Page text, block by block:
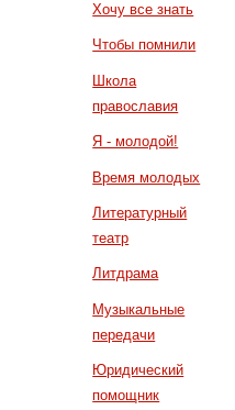
Хочу все знать
Чтобы помнили
Школа
православия
Я - молодой!
Время молодых
Литературный
театр
Литдрама
Музыкальные
передачи
Юридический
помощник